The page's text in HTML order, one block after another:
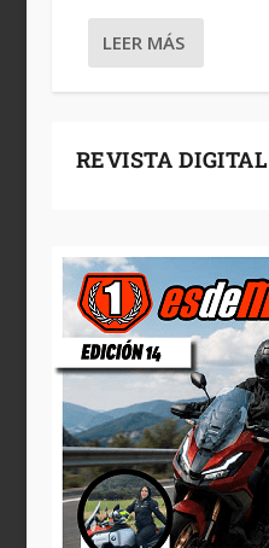
LEER MÁS
REVISTA DIGITAL